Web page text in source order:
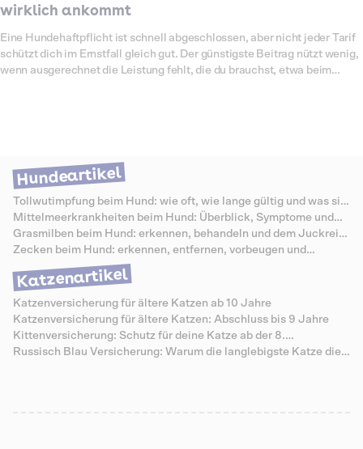
wirklich ankommt
Eine Hundehaftpflicht ist schnell abgeschlossen, aber nicht jeder Tarif
schützt dich im Ernstfall gleich gut. Der günstigste Beitrag nützt wenig,
wenn ausgerechnet die Leistung fehlt, die du brauchst, etwa beim
guter Tarif kosten darf, welche Anbieter es am Markt gibt und welche
Fehler du beim Vergleich vermeiden solltest. So findest du den Schutz,
der wirklich zu dir und deinem Hund passt.
Hundeartikel
Tollwutimpfung beim Hund: wie oft, wie lange gültig und was sie
kostet
Mittelmeerkrankheiten beim Hund: Überblick, Symptome und
Schutz
Grasmilben beim Hund: erkennen, behandeln und dem Juckreiz
vorbeugen
Zecken beim Hund: erkennen, entfernen, vorbeugen und
Krankheiten vermeiden
Katzenartikel
Katzenversicherung für ältere Katzen ab 10 Jahre
Katzenversicherung für ältere Katzen: Abschluss bis 9 Jahre
Kittenversicherung: Schutz für deine Katze ab der 8.
Lebenswoche
Russisch Blau Versicherung: Warum die langlebigste Katze die